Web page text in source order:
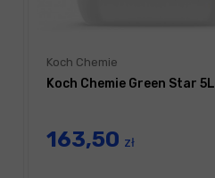
Koch Chemie
Koch Chemie Green Star 5L
163,50 zł